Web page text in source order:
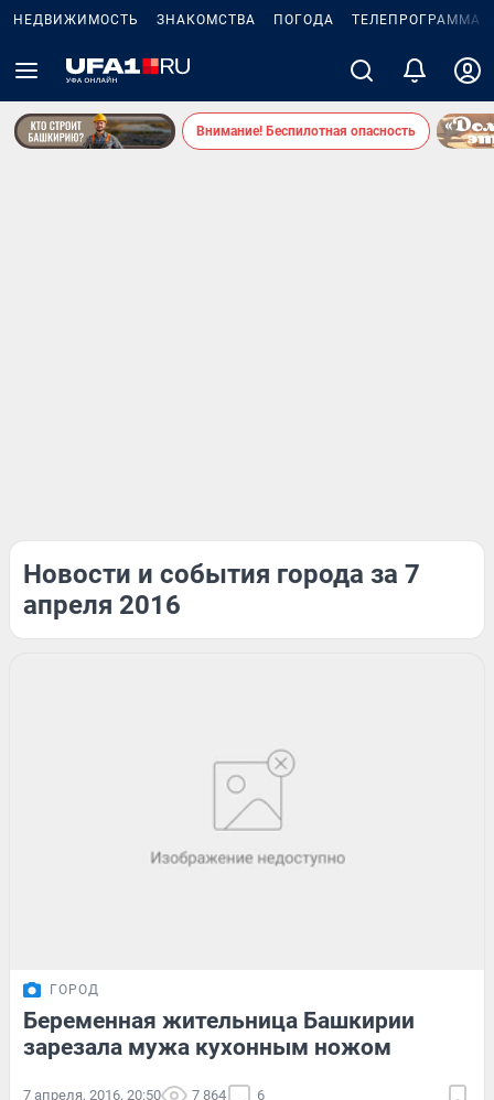
НЕДВИЖИМОСТЬ ЗНАКОМСТВА ПОГОДА ТЕЛЕПРОГРАММА
Внимание! Беспилотная опасность
Новости и события города за 7
апреля 2016
ГОРОД
Беременная жительница Башкирии
зарезала мужа кухонным ножом
7 апреля, 2016, 20:50 7 864 6